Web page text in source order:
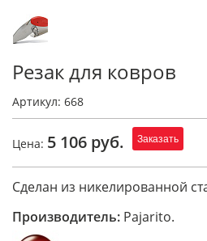
Резак для ковров
Артикул: 668
Цена: 5 106 руб. Заказать
Сделан из никелированной
Производитель: Pajarito.